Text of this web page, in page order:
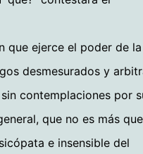
que ejerce el poder de la
desmesurados y
contemplaciones por
que no es más
e insensible del